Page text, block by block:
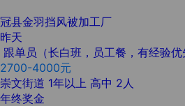
冠县金羽挡风被加工厂
昨天
跟单员（长白班，员工餐，有经验优
2700-4000元
崇文街道 1年以上 高中 2人
年终奖金